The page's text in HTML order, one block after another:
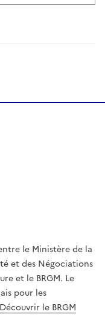
A
le Ministère de la
et des Négociations
et le BRGM. Le
pour les
Découvrir le BRGM